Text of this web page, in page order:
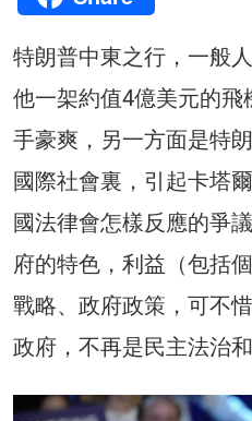
特朗普中東之行，一般
他一架約值4億美元的飛
手豪爽，另一方面是特
國際社會裏，引起卡塔
國法律會怎樣反應的爭
府的特色，利益（包括
戰略、政府政策，可不
政府，不再是民主法治